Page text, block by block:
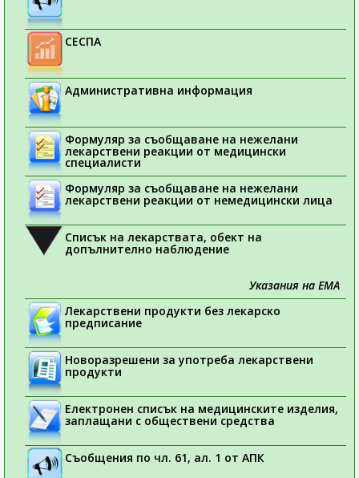
СЕСПА
Административна информация
Формуляр за съобщаване на нежелани
лекарствени реакции от медицински
специалисти
Формуляр за съобщаване на нежелани
лекарствени реакции от немедицински лица
Списък на лекарствата, обект на
допълнително наблюдение
Указания на ЕМА
Лекарствени продукти без лекарско
предписание
Новоразрешени за употреба лекарствени
продукти
Електронен списък на медицинските изделия,
заплащани с обществени средства
Съобщения по чл. 61, ал. 1 от АПК